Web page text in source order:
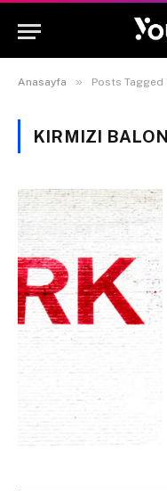
Anasayfa » Posts Tagged
KIRMIZI